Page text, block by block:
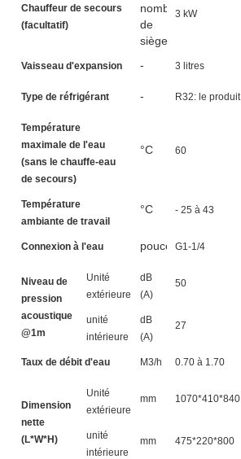
Chauffeur de secours
(facultatif)
nombre
de
sièges
3 kW
Vaisseau d'expansion - 3 litres
Type de réfrigérant - R32: le produit
Température
maximale de l'eau
(sans le chauffe-eau
de secours)
°C 60
Température
ambiante de travail
°C - 25 à 43
Connexion à l'eau poucesG1-1/4
Niveau de
pression
acoustique
@1m
Unité
extérieure
dB
(A)
50
unité
intérieure
dB
(A)
27
Taux de débit d'eau M3/h 0.70 à 1.70
Dimension
nette
(L*W*H)
Unité
extérieure
mm 1070*410*840
unité
intérieure
mm 475*220*800